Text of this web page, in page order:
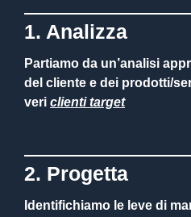
1. Analizza
Partiamo da un’analisi
del cliente e dei prodotti/
veri clienti target
2. Progetta
Identifichiamo le leve di